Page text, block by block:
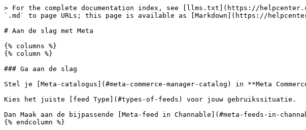
> For the complete documentation index, see [llms.txt](https://
`.md` to page URLs; this page is available as [Markdown](https://
# Aan de slag met Meta
{% columns %}
{% column %}
### Ga aan de slag
Stel je [Meta-catalogus](#meta-commerce-manager-catalog) in **Meta
Kies het juiste [feed Type](#types-of-feeds) voor jouw gebruikssituatie.
Dan Maak aan de bijpassende [Meta-feed in Channable](#meta-feeds-in-
{% endcolumn %}